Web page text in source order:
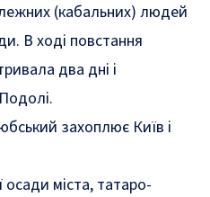
(кабальних) людей
В ході повстання
два дні і
захоплює Київ і
осади міста, татаро-